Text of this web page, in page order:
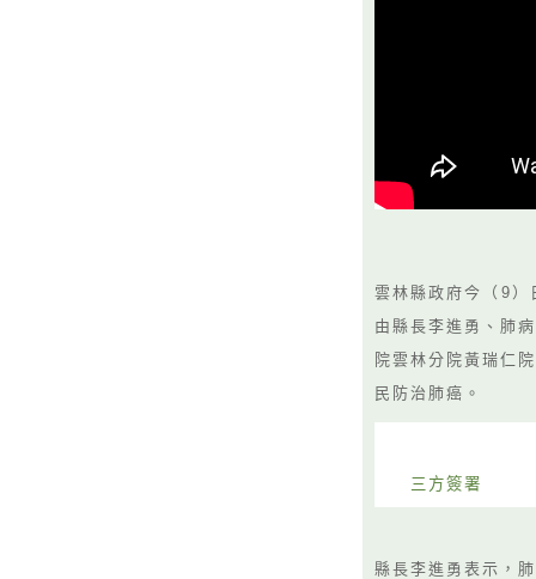
雲林縣政府今（9
由縣長李進勇、肺
院雲林分院黃瑞仁
民防治肺癌。
三方簽署
縣長李進勇表示，